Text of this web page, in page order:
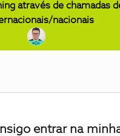
através de chamadas
nacionais
entrar na